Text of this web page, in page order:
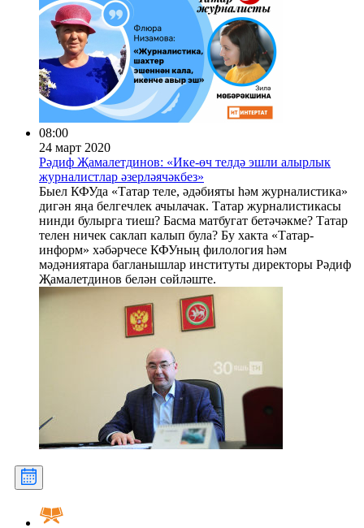
08:00
24 март 2020
Рәдиф Җамалетдинов: «Ике-өч телдә эшли алырлык
журналистлар әзерләячәкбез»
Быел КФУда «Татар теле, әдәбияты һәм журналистика»
дигән яңа белгечлек ачылачак. Татар журналистикасы
нинди булырга тиеш? Басма матбугат бетәчәкме? Татар
телен ничек саклап калып була? Бу хакта «Татар-
информ» хәбәрчесе КФУның филология һәм
мәдәниятара багланышлар институты директоры Рәдиф
Җамалетдинов белән сөйләште.